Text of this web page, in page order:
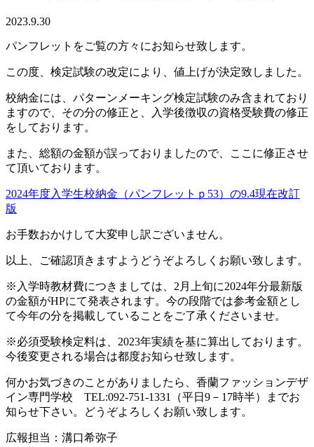
2023.9.30
パンフレットをご覧の方々にお知らせ致します。
この度、検定試験の改定により、値上げが決定致しました。
校納金には、パターンメーキング検定試験のみ含まれており
ますので、その分の修正と、入学後徴収の資格受験費の修正
をしております。
また、総額の金額が誤っておりましたので、ここに修正させ
て頂いております。
2024年度入学生校納金（パンフレットｐ53）の9.4現在改訂
版
お手数おかけして大変申し訳ございません。
以上、ご確認頂きますようどうぞよろしくお願い致します。
※入学時教材費につきましては、2月上旬に2024年分最新版
の金額がHPにて発表されます。今の段階では参考金額とし
て今年の分を掲載していることをご了承くださいませ。
※必須受験検定料は、2023年実績を基に算出しております。
今後変更される場合は都度お知らせ致します。
何かお気づきのことがありましたら、香蘭ファッションデザ
イン専門学校 TEL:092-751-1331（平日9－17時半）までお
知らせ下さい。どうぞよろしくお願い致します。
広報担当：溝口希弥子